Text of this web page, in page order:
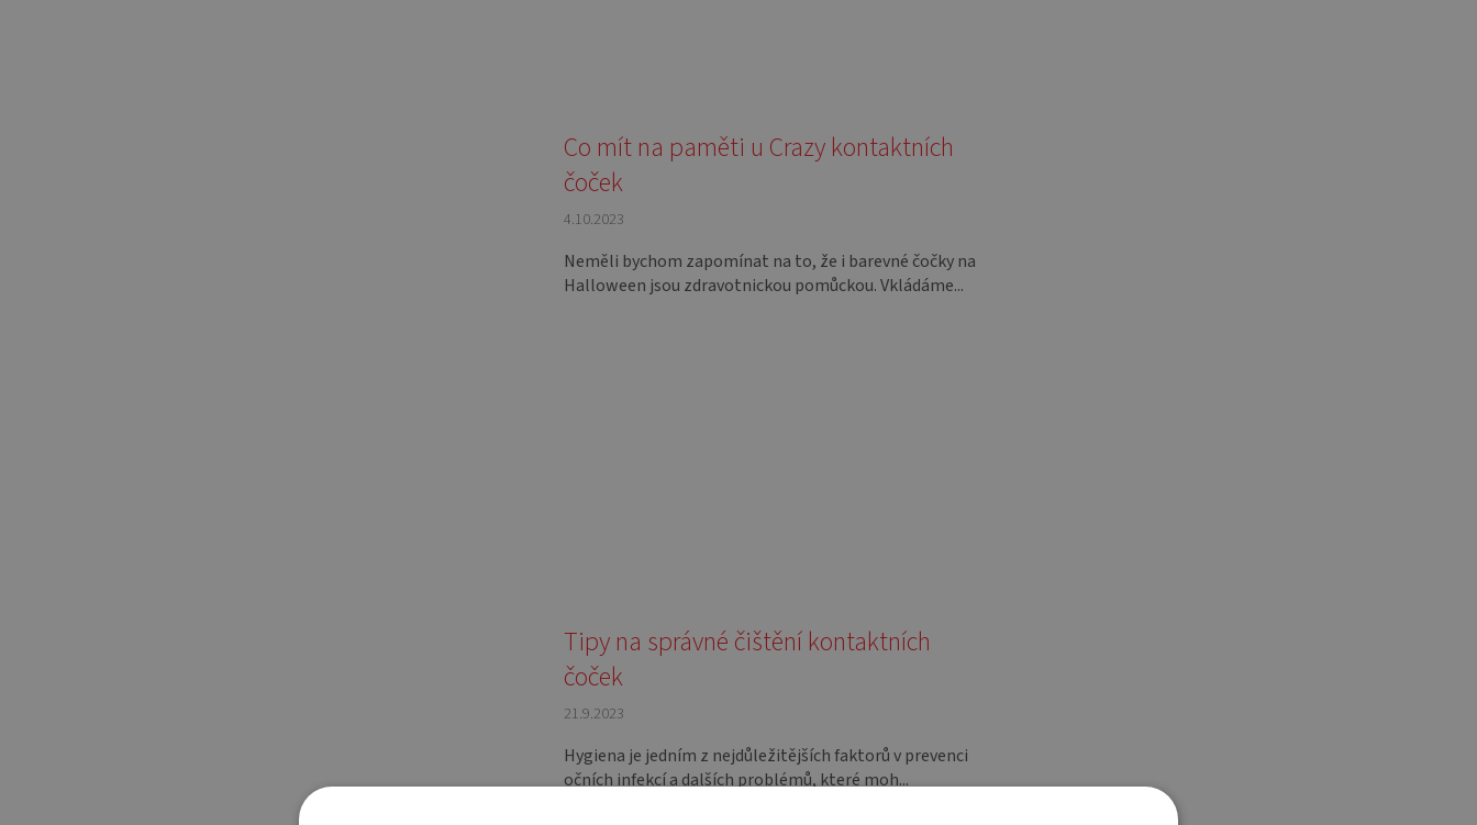
Co mít na paměti u Crazy kontaktních
čoček
4.10.2023
Neměli bychom zapomínat na to, že i barevné čočky na
Halloween jsou zdravotnickou pomůckou. Vkládáme...
Tipy na správné čištění kontaktních
čoček
21.9.2023
Hygiena je jedním z nejdůležitějších faktorů v prevenci
očních infekcí a dalších problémů, které moh...